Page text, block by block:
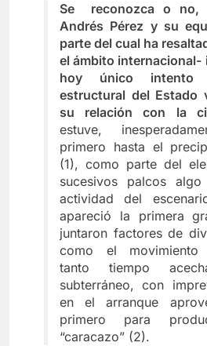
Se reconozca o no,
Andrés Pérez y su
parte del cual ha
el ámbito internacional-
hoy único intento
estructural del Estado
su relación con la
estuve,
primero hasta el
(1), como parte del
sucesivos palcos
actividad del
apareció la primera
juntaron factores de
como el movimiento
tanto tiempo
subterráneo, con
en el arranque
primero para
“caracazo” (2).